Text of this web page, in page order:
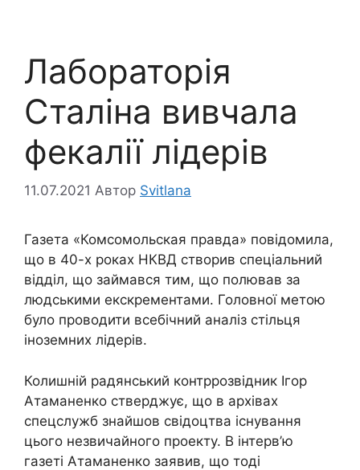
Лабораторія
Сталіна вивчала
фекалії лідерів
11.07.2021 Автор Svitlana
Газета «Комсомольская правда» повідомила,
що в 40-х роках НКВД створив спеціальний
відділ, що займався тим, що полював за
людськими екскрементами. Головної метою
було проводити всебічний аналіз стільця
іноземних лідерів.
Колишній радянський контррозвідник Ігор
Атаманенко стверджує, що в архівах
спецслужб знайшов свідоцтва існування
цього незвичайного проекту. В інтерв’ю
газеті Атаманенко заявив, що тоді